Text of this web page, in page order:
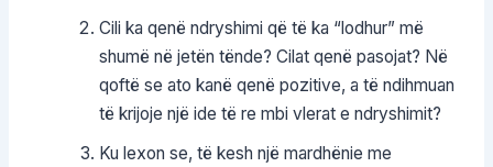
Cili ka qenë ndryshimi që të ka “lodhur” më
shumë në jetën tënde? Cilat qenë pasojat? Në
qoftë se ato kanë qenë pozitive, a të ndihmuan
të krijoje një ide të re mbi vlerat e ndryshimit?
Ku lexon se, të kesh një mardhënie me